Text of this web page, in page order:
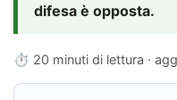
difesa è opposta.
⏱ 20 minuti di lettura ·